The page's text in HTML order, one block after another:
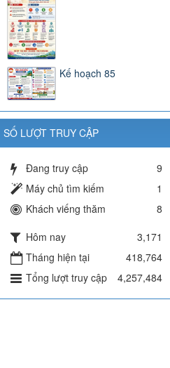
Kế hoạch 85
SỐ LƯỢT TRUY CẬP
Đang truy cập
9
Máy chủ tìm kiếm
1
Khách viếng thăm
8
Hôm nay
3,171
Tháng hiện tại
418,764
Tổng lượt truy cập
4,257,484